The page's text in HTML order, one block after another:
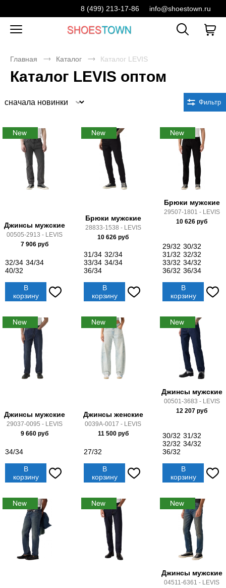
8 (499) 213-17-86 info@shoestown.ru
Главная Каталог Каталог LEVIS
Каталог LEVIS оптом
Фильтр
Джинсы мужские
00505-2913 - LEVIS
7 906руб
32/34 34/34
40/32
В
корзину
Брюки мужские
28833-1538 - LEVIS
10 626 руб
31/34 32/34
33/34 34/34
36/34
В
корзину
Брюки мужские
29507-1801 - LEVIS
10 626 руб
29/32 30/32
31/32 32/32
33/32 34/32
36/32 36/34
В
корзину
Джинсы мужские
29037-0095 - LEVIS
9 660руб
34/34
В
корзину
Джинсы женские
0039A-0017 - LEVIS
11 500руб
27/32
В
корзину
Джинсы мужские
00501-3683 - LEVIS
12 207 руб
30/32 31/32
32/32 34/32
36/32
В
корзину
Джинсы мужские
04511-6361 - LEVIS